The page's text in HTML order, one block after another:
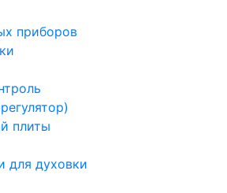
приборов
плиты
для духовки